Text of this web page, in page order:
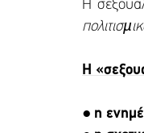
Η
Η
● η